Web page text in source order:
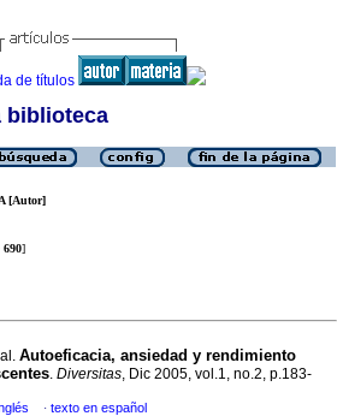
biblioteca
[Autor]
690]
Autoeficacia, ansiedad y rendimiento
. Diversitas, Dic 2005, vol.1, no.2, p.183-
· texto en español